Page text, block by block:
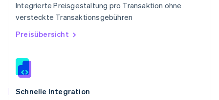
Integrierte Preisgestaltung pro Transaktion ohne
versteckte Transaktionsgebühren
Preisübersicht
Schnelle Integration
Slowenien
EnglishItaliano
Sonderverwaltungsregion Hongkong,
Spanien
Thailand
ไทยEnglish